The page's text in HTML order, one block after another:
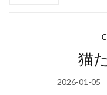
猫
2026-01-05